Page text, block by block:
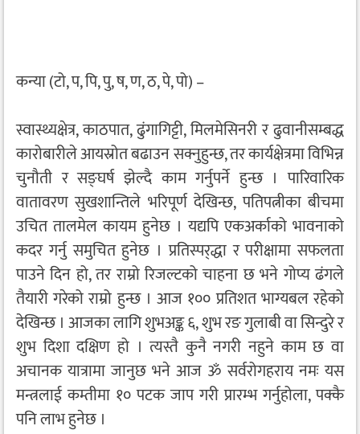
कन्या (टो, प, पि, पु, ष, ण, ठ, पे, पो) –
स्वास्थ्यक्षेत्र, काठपात, ढुंगागिट्टी, मिलमेसिनरी र ढुवानीसम्बद्ध
कारोबारीले आयस्रोत बढाउन सक्नुहुन्छ, तर कार्यक्षेत्रमा विभिन्न
चुनौती र सङ्घर्ष झेल्दै काम गर्नुपर्ने हुन्छ । पारिवारिक
वातावरण सुखशान्तिले भरिपूर्ण देखिन्छ, पतिपत्नीका बीचमा
उचित तालमेल कायम हुनेछ । यद्यपि एकअर्काको भावनाको
कदर गर्नु समुचित हुनेछ । प्रतिस्पर्‌द्धा र परीक्षामा सफलता
पाउने दिन हो, तर राम्रो रिजल्टको चाहना छ भने गोप्य ढंगले
तैयारी गरेको राम्रो हुन्छ । आज १०० प्रतिशत भाग्यबल रहेको
देखिन्छ । आजका लागि शुभअङ्क ६, शुभ रङ गुलाबी वा सिन्दुरे र
शुभ दिशा दक्षिण हो । त्यस्तै कुनै नगरी नहुने काम छ वा
अचानक यात्रामा जानुछ भने आज ॐ सर्वरोगहराय नमः यस
मन्त्रलाई कम्तीमा १० पटक जाप गरी प्रारम्भ गर्नुहोला, पक्कै
पनि लाभ हुनेछ ।